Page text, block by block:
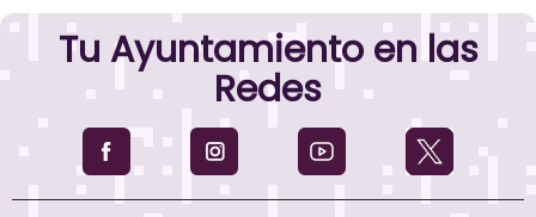
vecinas’,
del
realizador
Gutiérrez
Bustos,
se
alza
Tu Ayuntamiento en las
Redes